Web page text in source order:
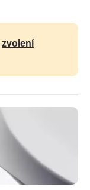
zvolení